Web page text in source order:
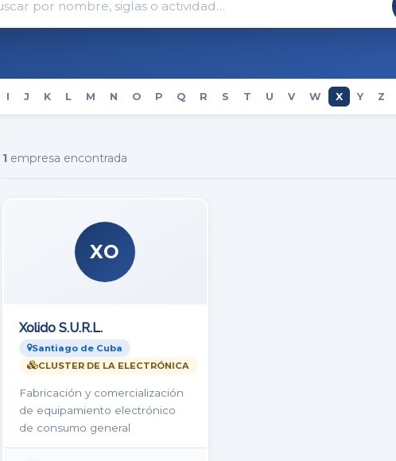
I J K L M N O P Q R S T U V W X Y Z
1empresa encontrada
XO
Xolido S.U.R.L.
Santiago de Cuba
CLUSTER DE LA ELECTRÓNICA
Fabricación y comercialización
de equipamiento electrónico
de consumo general
(53) 78381654
Calle 21 no. 661 esq. a A, El Vedado, Plaza de la Revolución, La